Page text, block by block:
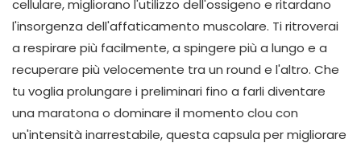
cellulare, migliorano l'utilizzo dell'ossigeno e ritardano
l'insorgenza dell'affaticamento muscolare. Ti ritroverai
a respirare più facilmente, a spingere più a lungo e a
recuperare più velocemente tra un round e l'altro. Che
tu voglia prolungare i preliminari fino a farli diventare
una maratona o dominare il momento clou con
un'intensità inarrestabile, questa capsula per migliorare